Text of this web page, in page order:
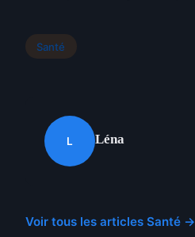
Santé
L Léna
Voir tous les articles Santé →